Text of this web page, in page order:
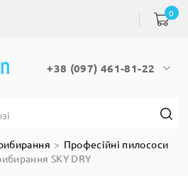
+38 (097) 461-81-22
0
Професійні пилососи
SKY DRY